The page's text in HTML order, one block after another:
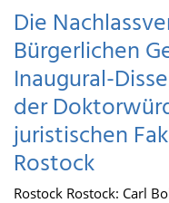
Die
Bürgerlichen
Inaugural-
der
juristischen
Rostock
Rostock Rostock: Carl